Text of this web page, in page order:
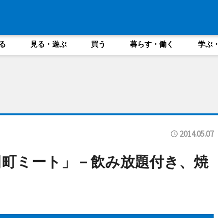
見る・遊ぶ 買う 暮らす・働く 学ぶ
2014.05.07
ミート」－飲み放題付き、焼